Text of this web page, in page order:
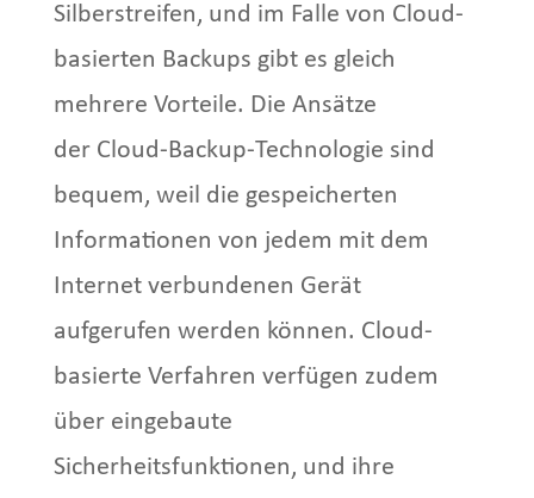
Silberstreifen, und im Falle von Cloud-
basierten Backups gibt es gleich
mehrere Vorteile. Die Ansätze
der Cloud-Backup-Technologie sind
bequem, weil die gespeicherten
Informationen von jedem mit dem
Internet verbundenen Gerät
aufgerufen werden können. Cloud-
basierte Verfahren verfügen zudem
über eingebaute
Sicherheitsfunktionen, und ihre